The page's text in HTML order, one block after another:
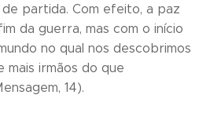
partida. Com efeito, a paz
da guerra, mas com o início
no qual nos descobrimos
mais irmãos do que
14).